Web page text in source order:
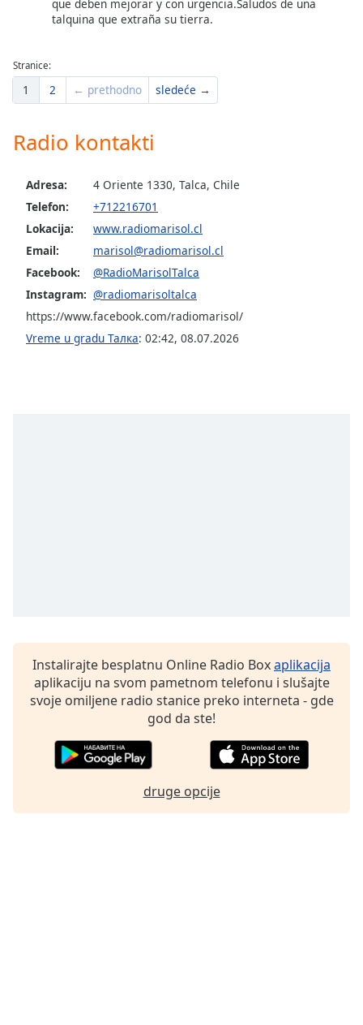
Reset
Done
Close
End
dialog
window.
que deben mejorar y con urgencia.Saludos de una
talquina que extraña su tierra.
Stranice:
1 2 ← prethodno sledeće →
Radio kontakti
Adresa:
4 Oriente 1330, Talca, Chile
Telefon:
+712216701
Lokacija:
www.radiomarisol.cl
Email:
marisol@radiomarisol.cl
Facebook:
@RadioMarisolTalca
Instagram: @radiomarisoltalca
https://www.facebook.com/radiomarisol/
Vreme u gradu Талка: 02:42, 08.07.2026
Instalirajte besplatnu Online Radio Boxaplikacija
aplikaciju na svom pametnom telefonu i slušajte
svoje omiljene radio stanice preko interneta - gde
god da ste!
druge opcije